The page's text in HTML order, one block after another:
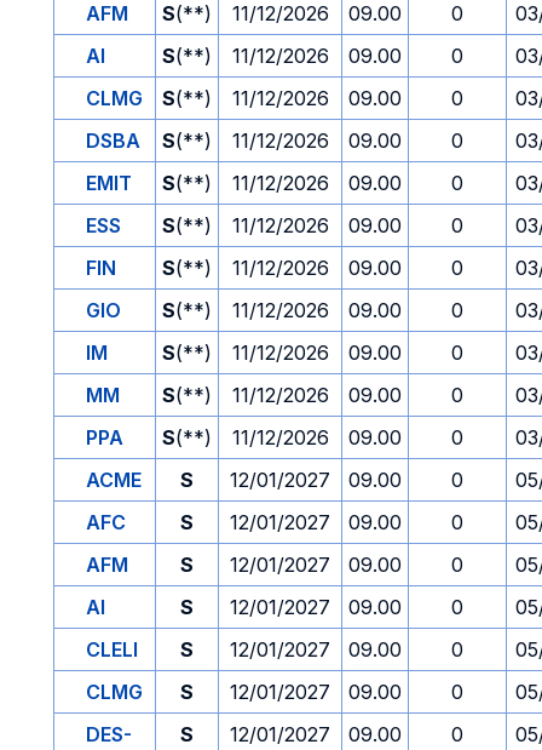
AFM
S(**) 11/12/2026 09.00 0
AI
S(**) 11/12/2026 09.00 0
CLMG
S(**) 11/12/2026 09.00 0
DSBA
S(**) 11/12/2026 09.00 0
EMIT
S(**) 11/12/2026 09.00 0
ESS
S(**) 11/12/2026 09.00 0
FIN
S(**) 11/12/2026 09.00 0
GIO
S(**) 11/12/2026 09.00 0
IM
S(**) 11/12/2026 09.00 0
MM
S(**) 11/12/2026 09.00 0
PPA
S(**) 11/12/2026 09.00 0
ACME
S 12/01/2027 09.00 0
AFC
S 12/01/2027 09.00 0
AFM
S 12/01/2027 09.00 0
AI
S 12/01/2027 09.00 0
CLELI
S 12/01/2027 09.00 0
CLMG
S 12/01/2027 09.00 0
DES-
S 12/01/2027 09.00 0